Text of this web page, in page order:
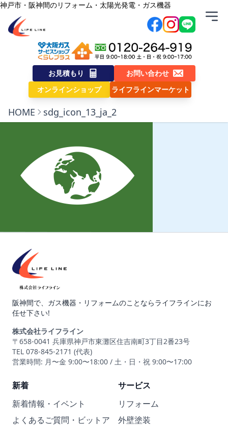
内容をスキップ
神戸市・阪神間のリフォーム・太陽光発電・ガス機器
株式会社ライフライン
お見積もり
お問い合わせ
オンラインショップ
ライフラインマーケット
HOME sdg_icon_13_ja_2
sdg_icon_13_ja_2
阪神間で、ガス機器・リフォームのことならライフラインにお
任せ下さい!
株式会社ライフライン
〒658-0041 兵庫県神戸市東灘区住吉南町3丁目2番23号
TEL 078-845-2171 (代表)
営業時間: 月〜金 9:00〜18:00 / 土・日・祝 9:00〜17:00
新着
新着情報・イベント
よくあるご質問・ビットア
サービス
リフォーム
外壁塗装